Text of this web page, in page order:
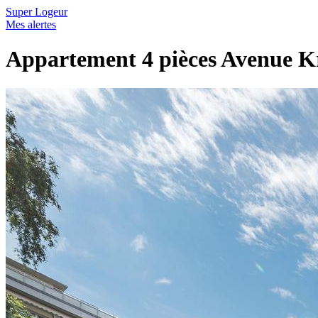
Super Logeur
Mes alertes
Appartement 4 pièces Avenue